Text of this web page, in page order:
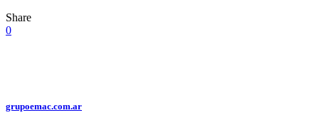
Share
0
grupoemac.com.ar